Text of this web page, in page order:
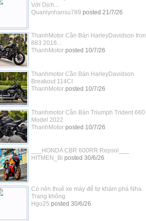
Với Dịch...
Quanlynhansu789 posted 21/7/26
ThanhMotor Cần Bán HarleyDavidson Iron
883 2016...
ThanhMotorposted 10/7/26
Thanhmotor Cần Bán HarleyDavidson
Breakout 114CI
ThanhMotorposted 10/7/26
Thanhmotor Cần Bán Triumph Trident 660
Model 2022
ThanhMotorposted 10/7/26
___HONDA CBR 600RR Repsol___
HITMEN_Bi posted 30/6/26
Có nên thuê xe máy để tự khám phá Nha
Trang không
Hgo25 posted 30/6/26